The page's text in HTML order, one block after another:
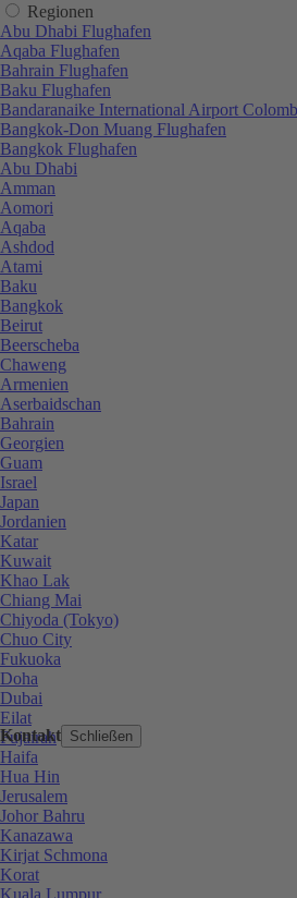
Kontakt Schließen
Regionen
Abu Dhabi Flughafen
Aqaba Flughafen
Bahrain Flughafen
Baku Flughafen
Bandaranaike International Airport
Bangkok-Don Muang Flughafen
Bangkok Flughafen
Abu Dhabi
Amman
Aomori
Aqaba
Ashdod
Atami
Baku
Bangkok
Beirut
Beerscheba
Chaweng
Armenien
Aserbaidschan
Bahrain
Georgien
Guam
Israel
Japan
Jordanien
Katar
Kuwait
Khao Lak
Chiang Mai
Chiyoda (Tokyo)
Chuo City
Fukuoka
Doha
Dubai
Eilat
Fujairah
Haifa
Hua Hin
Jerusalem
Johor Bahru
Kanazawa
Kirjat Schmona
Korat
Kuala Lumpur